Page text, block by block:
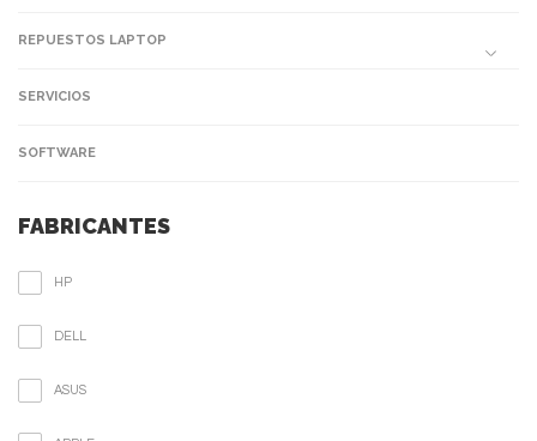
REPUESTOS LAPTOP
SERVICIOS
SOFTWARE
FABRICANTES
HP
DELL
ASUS